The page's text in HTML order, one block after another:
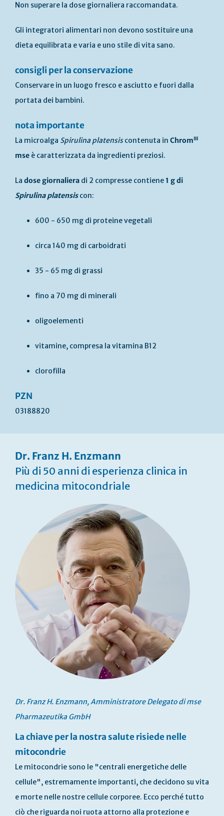
Non superare la dose giornaliera raccomandata.
Gli integratori alimentari non devono sostituire una
dieta equilibrata e varia e uno stile di vita sano.
consigli per la conservazione
Conservare in un luogo fresco e asciutto e fuori dalla
portata dei bambini.
nota importante
La microalga Spirulina platensiscontenuta in ChromIII
mse è caratterizzata da ingredienti preziosi.
La dose giornaliera di 2 compresse contiene1 g di
Spirulina platensiscon:
600 - 650 mg di proteine vegetali
circa 140 mg di carboidrati
35 - 65 mg di grassi
fino a 70 mg di minerali
oligoelementi
vitamine, compresa la vitamina B12
clorofilla
PZN
03188820
Dr. Franz H. Enzmann
Più di 50 anni di esperienza clinica in
medicina mitocondriale
Dr. Franz H. Enzmann, Amministratore Delegato di mse
Pharmazeutika GmbH
La chiave per la nostra salute risiede nelle
mitocondrie
Le mitocondrie sono le "centrali energetiche delle
cellule", estremamente importanti, che decidono su vita
e morte nelle nostre cellule corporee. Ecco perché tutto
ciò che riguarda noi ruota attorno alla protezione e